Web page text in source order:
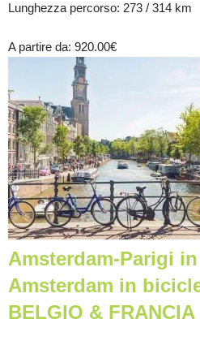
Lunghezza percorso: 273 / 314 km
A partire da: 920.00€
Amsterdam-Parigi
Amsterdam in
BELGIO & FRANCIA